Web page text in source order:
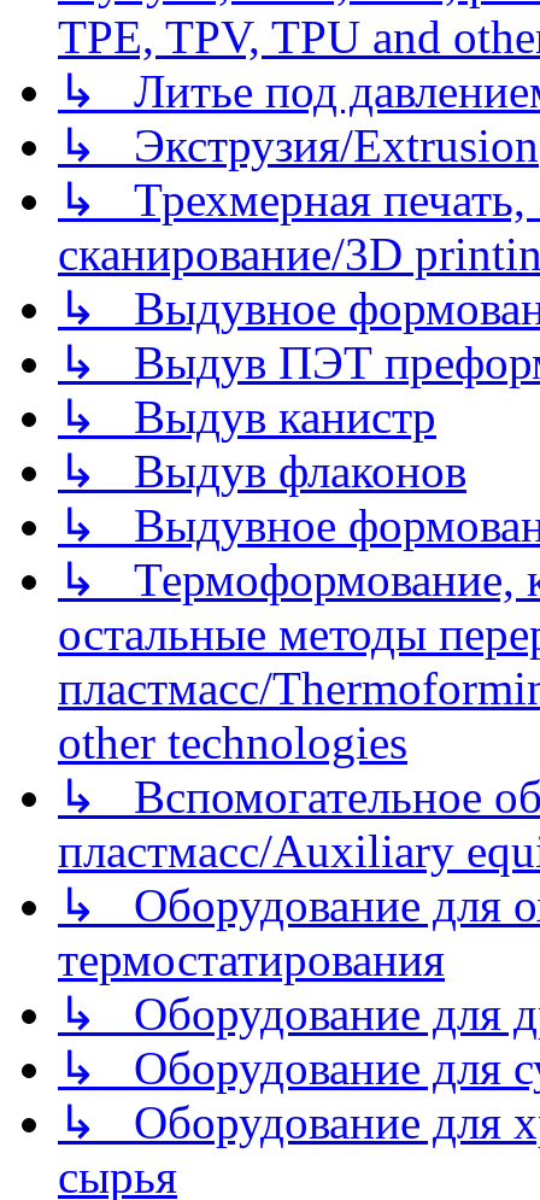
TPE, TPV, TPU and
↳ Литье под
↳ Экструзия/Extrusion
↳ Трехмерная
сканирование/3D
↳ Выдувное
↳ Выдув ПЭТ
↳ Выдув канистр
↳ Выдув флаконов
↳ Выдувное
↳ Термоформование,
остальные методы
пластмасс/
other technologies
↳ Вспомогательное
пластмасс/Auxiliary
↳ Оборудование для
термостатирования
↳ Оборудование для
↳ Оборудование для
↳ Оборудование для
сырья